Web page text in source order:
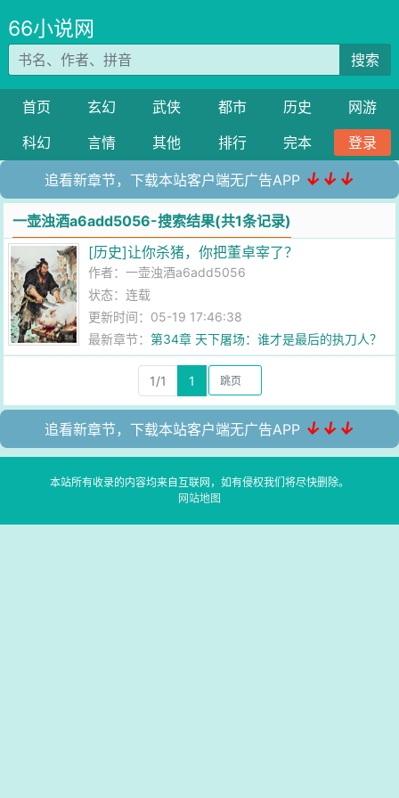
66小说网
搜索
首页 玄幻 武侠 都市 历史
网游
科幻
言情 其他 排行 完本 登录
追看新章节，下载本站客户端无广告APP ↓↓↓
一壶浊酒a6add5056-搜索结果(共1条记录)
[历史]让你杀猪，你把董卓宰了？
作者：一壶浊酒a6add5056
状态：连载
更新时间：05-19 17:46:38
最新章节：第34章 天下屠场：谁才是最后的执刀人？
1/1 1
追看新章节，下载本站客户端无广告APP ↓↓↓
本站所有收录的内容均来自互联网，如有侵权我们将尽快删除。
网站地图